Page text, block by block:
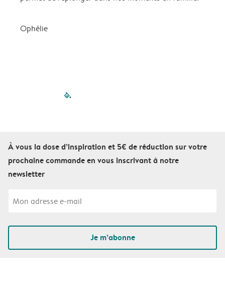
Ophélie
filled-pagination
À vous la dose d’inspiration et 5€ de réduction sur votre
prochaine commande en vous inscrivant à notre
newsletter
Je m’abonne